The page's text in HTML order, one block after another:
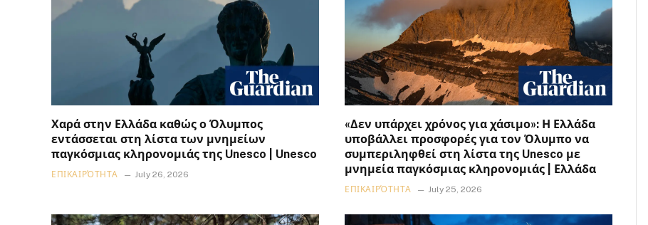
Χαρά στην Ελλάδα καθώς ο Όλυμπος
εντάσσεται στη λίστα των μνημείων
παγκόσμιας κληρονομιάς της Unesco | Unesco
ΕΠΙΚΑΙΡΌΤΗΤΑ July 26, 2026
«Δεν υπάρχει χρόνος για χάσιμο»: Η Ελλάδα
υποβάλλει προσφορές για τον Όλυμπο να
συμπεριληφθεί στη λίστα της Unesco με
μνημεία παγκόσμιας κληρονομιάς | Ελλάδα
ΕΠΙΚΑΙΡΌΤΗΤΑ July 25, 2026